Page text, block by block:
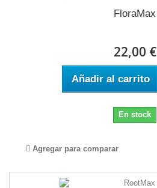
FloraMax
22,00 €
Añadir al carrito
En stock
Agregar para comparar